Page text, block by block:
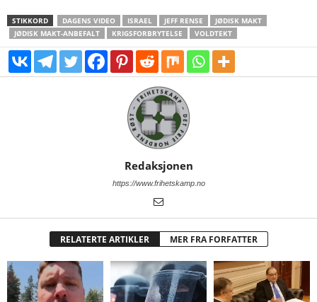
STIKKORD DAGENS VIDEO ISRAEL JEFF RENSE
JØDISK MAKT
JØDISK MAKT-ANBEFALT
KRIGSFORBRYTELSE VOLDTEKT
Redaksjonen
https://www.frihetskamp.no
RELATERTE ARTIKLER MER FRA FORFATTER